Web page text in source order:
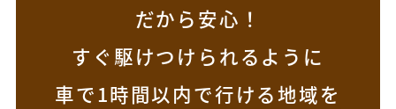
だから安心！
すぐ駆けつけられるように
車で1時間以内で行ける地域を